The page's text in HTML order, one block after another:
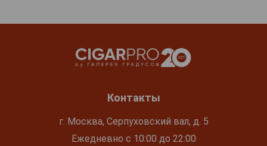
Контакты
г. Москва, Серпуховский вал, д. 5
Ежедневно с 10:00 до 22:00